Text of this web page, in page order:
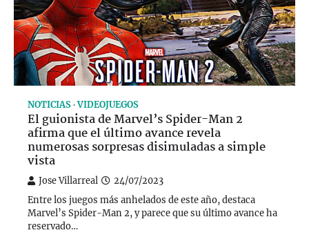
NOTICIAS VIDEOJUEGOS
El guionista de Marvel’s Spider-Man 2
afirma que el último avance revela
numerosas sorpresas disimuladas a simple
vista
Jose Villarreal 24/07/2023
Entre los juegos más anhelados de este año, destaca
Marvel’s Spider-Man 2, y parece que su último avance ha
reservado…